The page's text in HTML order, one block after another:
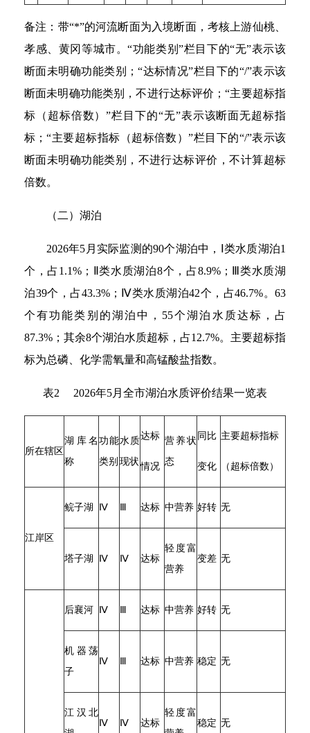
备注：带“*”的河流断面为入境断面，考核上游仙桃、
孝感、黄冈等城市。“功能类别”栏目下的“无”表示该
断面未明确功能类别；“达标情况”栏目下的“/”表示该
断面未明确功能类别，不进行达标评价；“主要超标指
标（超标倍数）”栏目下的“无”表示该断面无超标指
标；“主要超标指标（超标倍数）”栏目下的“/”表示该
断面未明确功能类别，不进行达标评价，不计算超标
倍数。
（二）湖泊
2026年5月实际监测的90个湖泊中，Ⅰ类水质湖泊1
个，占1.1%；Ⅱ类水质湖泊8个，占8.9%；Ⅲ类水质湖
泊39个，占43.3%；Ⅳ类水质湖泊42个，占46.7%。63
个有功能类别的湖泊中，55个湖泊水质达标，占
87.3%；其余8个湖泊水质超标，占12.7%。主要超标指
标为总磷、化学需氧量和高锰酸盐指数。
表2 2026年5月全市湖泊水质评价结果一览表
所在辖区
湖库名
称
功能
类别
水质
现状
达标
情况
营养状
态
同比
变化
主要超标指标
（超标倍数）
江岸区
鲩子湖 Ⅳ 达标 中营养 好转 无
塔子湖 Ⅳ Ⅳ 达标
轻度富
营养
变差 无
后襄河 Ⅳ 达标 中营养 好转 无
机器荡
子
Ⅳ 达标 中营养 稳定 无
江汉北
Ⅳ Ⅳ 达标
轻度富
稳定 无